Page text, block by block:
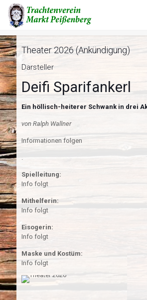
Theater 2026 (Ankündigung)
Darsteller
Deifi Sparifankerl
Ein höllisch-heiterer Schwank in drei
von Ralph Wallner
Informationen folgen
.
Spielleitung:
Info folgt
Mithelferin:
Info folgt
Eisogerin:
Info folgt
Maske und Kostüm:
Info folgt